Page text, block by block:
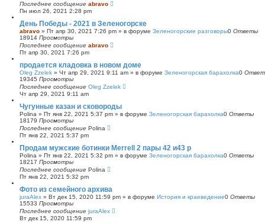
Последнее сообщение abravo
Пн июл 26, 2021 2:28 pm
День Победы - 2021 в Зеленогорске
abravo » Пт апр 30, 2021 7:26 pm » в форуме Зеленогорские разговоры0 Ответы
18914 Просмотры
Последнее сообщение abravo
Пт апр 30, 2021 7:26 pm
продается кладовка в новом доме
Oleg Zzelek » Чт апр 29, 2021 9:11 am » в форуме Зеленогорская барахолка0
19345 Просмотры
Последнее сообщение Oleg Zzelek
Чт апр 29, 2021 9:11 am
Чугунные казан и сковороды
Polina » Пт янв 22, 2021 5:37 pm » в форуме Зеленогорская барахолка0 Ответы
18179 Просмотры
Последнее сообщение Polina
Пт янв 22, 2021 5:37 pm
Продам мужские ботинки Merrell 2 пары 42 и43 р
Polina » Пт янв 22, 2021 5:32 pm » в форуме Зеленогорская барахолка0 Ответы
18217 Просмотры
Последнее сообщение Polina
Пт янв 22, 2021 5:32 pm
Фото из семейного архива
juraAlex » Вт дек 15, 2020 11:59 pm » в форуме История и краеведение0 Ответы
15533 Просмотры
Последнее сообщение juraAlex
Вт дек 15, 2020 11:59 pm